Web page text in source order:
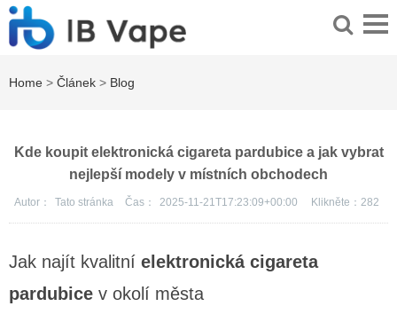
Home > Článek > Blog
Kde koupit elektronická cigareta pardubice a jak vybrat
nejlepší modely v místních obchodech
Autor： Tato stránka Čas： 2025-11-21T17:23:09+00:00 Klikněte： 282
Jak najít kvalitní elektronická cigareta
pardubice v okolí města